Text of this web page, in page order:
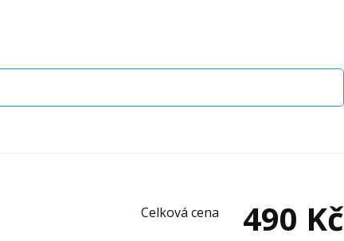
Celková cena 490 Kč